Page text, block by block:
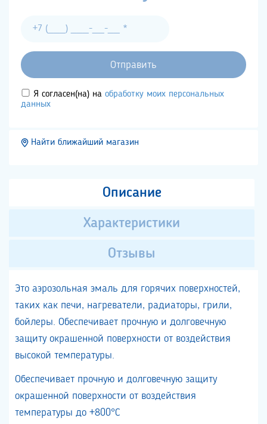
Я согласен(на) на обработку моих персональных
данных
Найти ближайший магазин
Описание
Характеристики
Отзывы
Это аэрозольная эмаль для горячих поверхностей,
таких как печи, нагреватели, радиаторы, грили,
бойлеры. Обеспечивает прочную и долговечную
защиту окрашенной поверхности от воздействия
высокой температуры.
Обеспечивает прочную и долговечную защиту
окрашенной поверхности от воздействия
температуры до +800°С